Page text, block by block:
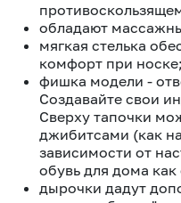
обладают
мягкая стелька
комфорт при носке;
фишка модели -
Создавайте свои
Сверху тапочки
джибитсами (как
зависимости от
обувь для дома как
дырочки дадут